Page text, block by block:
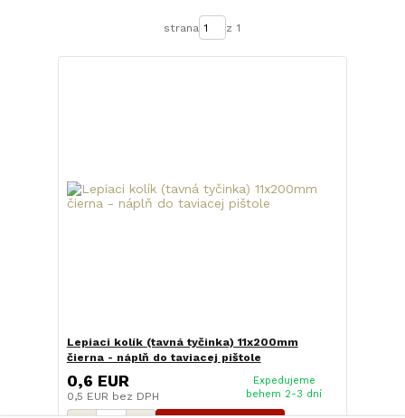
strana z 1
Lepiaci kolík (tavná tyčinka) 11x200mm
čierna - náplň do taviacej pištole
0,6 EUR
0,5 EUR bez DPH
Expedujeme
behem 2-3 dní